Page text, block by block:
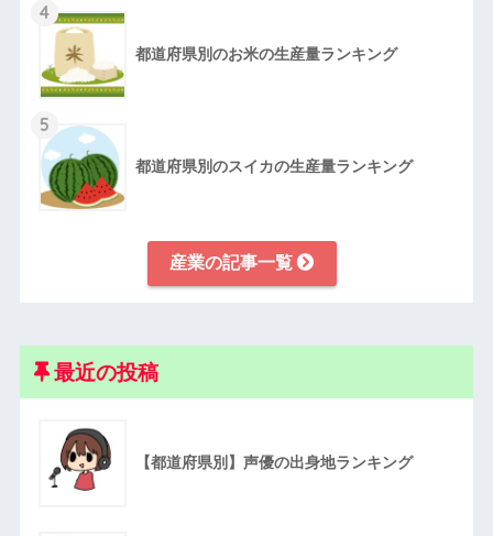
4
都道府県別のお米の生産量ランキング
5
都道府県別のスイカの生産量ランキング
産業の記事一覧
最近の投稿
【都道府県別】声優の出身地ランキング